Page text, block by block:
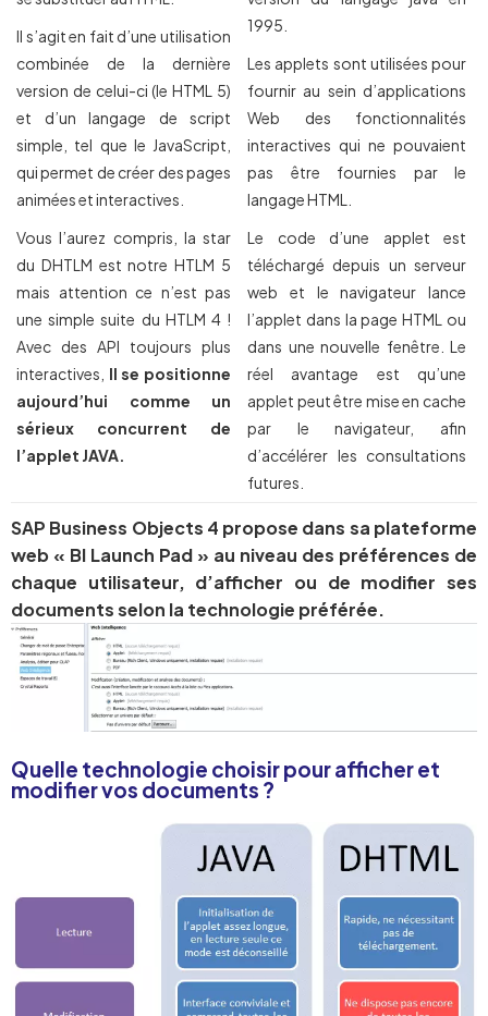
Il s’agit en fait d’une utilisation
combinée de la dernière
version de celui-ci (le HTML 5)
et d’un langage de script
simple, tel que le JavaScript,
qui permet de créer des pages
animées et interactives.
Vous l’aurez compris, la star
du DHTLM est notre HTLM 5
mais attention ce n’est pas
une simple suite du HTLM 4 !
Avec des API toujours plus
interactives, Il se positionne
aujourd’hui comme un
sérieux concurrent de
l’applet JAVA.
1995.
Les applets sont utilisées pour
fournir au sein d’applications
Web des fonctionnalités
interactives qui ne pouvaient
pas être fournies par le
langage HTML.
Le code d’une applet est
téléchargé depuis un serveur
web et le navigateur lance
l’applet dans la page HTML ou
dans une nouvelle fenêtre. Le
réel avantage est qu’une
applet peut être mise en cache
par le navigateur, afin
d’accélérer les consultations
futures.
SAP Business Objects 4 propose dans sa plateforme
web « BI Launch Pad » au niveau des préférences de
chaque utilisateur, d’afficher ou de modifier ses
documents selon la technologie préférée.
Quelle technologie choisir pour afficher et
modifier vos documents ?